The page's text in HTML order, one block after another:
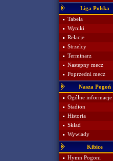
Liga Polska
Tabela
Wyniki
Relacje
Strzelcy
Terminarz
Następny mecz
Poprzedni mecz
Nasza Pogoń
Ogólne informacje
Stadion
Historia
Skład
Wywiady
Kibice
Hymn Pogoni